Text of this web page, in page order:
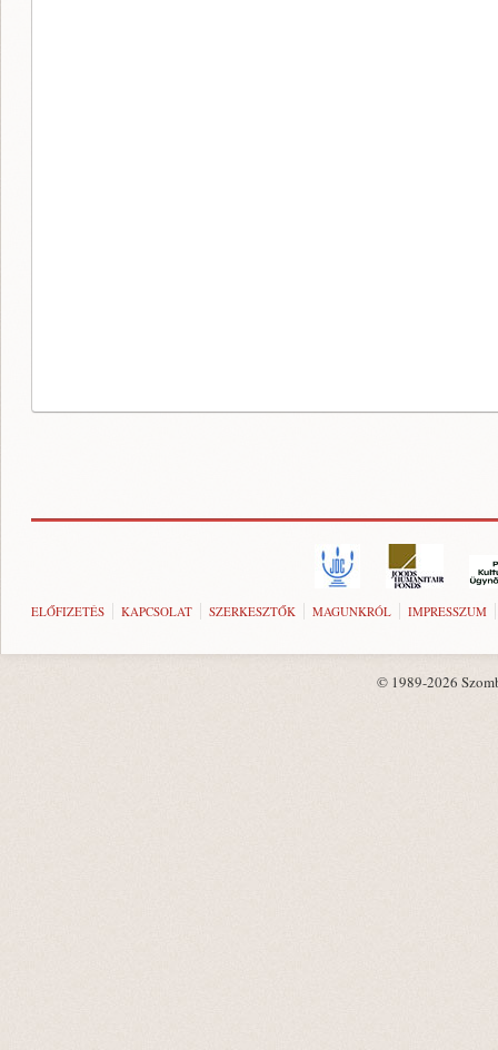
ELŐFIZETÉS KAPCSOLAT SZERKESZTŐK MAGUNKRÓL IMPRESSZUM
© 1989-2026